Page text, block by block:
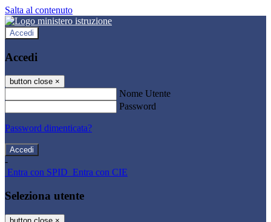
Salta al contenuto
Accedi
Accedi
button close ×
Nome Utente
Password
Password dimenticata?
-
Entra con SPID Entra con CIE
Seleziona utente